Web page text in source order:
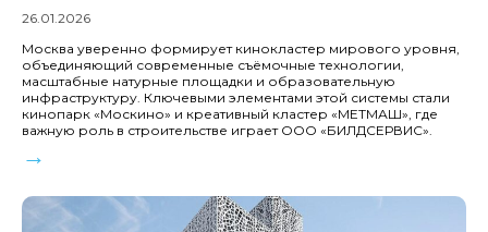
26.01.2026
Москва уверенно формирует кинокластер мирового уровня,
объединяющий современные съёмочные технологии,
масштабные натурные площадки и образовательную
инфраструктуру. Ключевыми элементами этой системы стали
кинопарк «Москино» и креативный кластер «МЕТМАШ», где
важную роль в строительстве играет ООО «БИЛДСЕРВИС».
→